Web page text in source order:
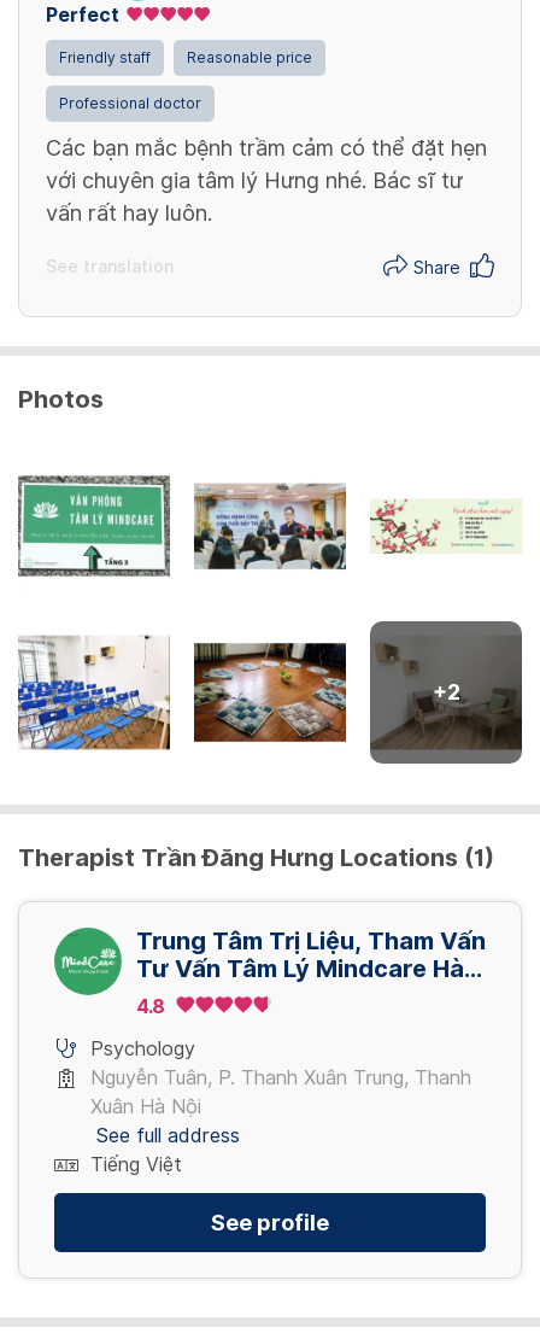
Perfect
Friendly staff Reasonable price
Professional doctor
Các bạn mắc bệnh trầm cảm có thể đặt hẹn
với chuyên gia tâm lý Hưng nhé. Bác sĩ tư
vấn rất hay luôn.
See translation Share
Photos
+2
Therapist Trần Đăng Hưng Locations (1)
Trung Tâm Trị Liệu, Tham Vấn
Tư Vấn Tâm Lý Mindcare Hà
Nội
4.8
Psychology
Nguyễn Tuân, P. Thanh Xuân Trung, Thanh
Xuân Hà Nội
See full address
Tiếng Việt
See profile